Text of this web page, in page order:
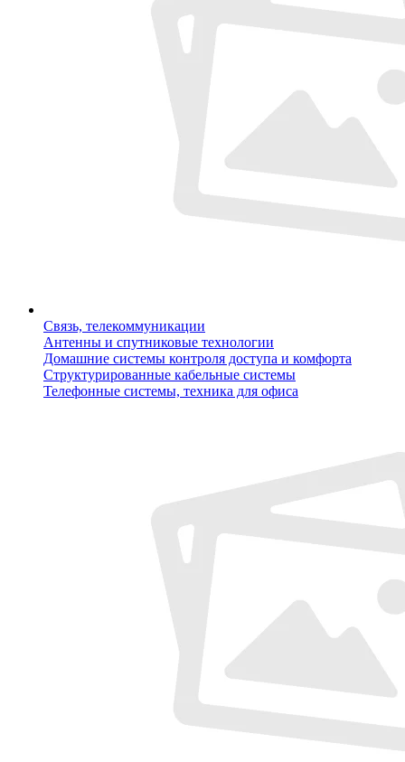
Связь, телекоммуникации
Антенны и спутниковые технологии
Домашние системы контроля доступа и комфорта
Структурированные кабельные системы
Телефонные системы, техника для офиса